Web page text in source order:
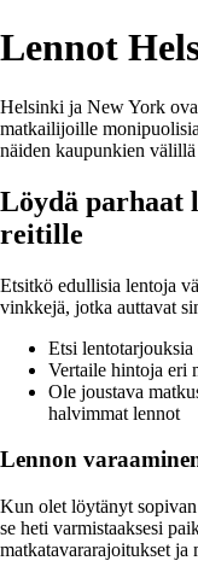
Lennot
Helsinki ja New York
matkailijoille
näiden kaupunkien
Löydä parhaat
reitille
Etsitkö edullisia lentoja
vinkkejä, jotka auttavat
Etsi
Vertaile hintoja eri
Ole joustava
halvimmat lennot
Lennon
Kun olet löytänyt
se heti varmistaaksesi
matkatavararajoitukset ja